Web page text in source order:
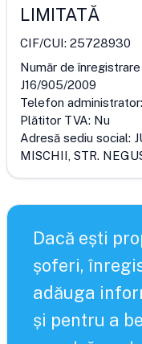
LIMITATĂ
CIF/CUI: 25728930
Număr de
J16/905/2009
Telefon administrator:
Plătitor TVA: Nu
Adresă sediu social:
MISCHII, STR.
Dacă ești
șoferi,
adăuga
și pentru a